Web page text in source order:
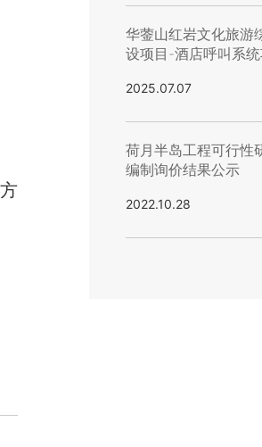
华蓥山红岩文化旅游
设项目-酒店呼叫系统
2025.07.07
荷月半岛工程可行性
编制询价结果公示
2022.10.28